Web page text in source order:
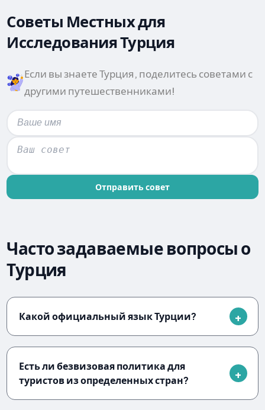
Советы Местных для
Исследования Турция
Если вы знаете Турция, поделитесь советами с
другими путешественниками!
Отправить совет
Часто задаваемые вопросы о
Турция
Какой официальный язык Турции?
Есть ли безвизовая политика для
туристов из определенных стран?